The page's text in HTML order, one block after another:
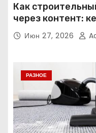
Как
через контент:
Июн 27, 2026
РАЗНОЕ